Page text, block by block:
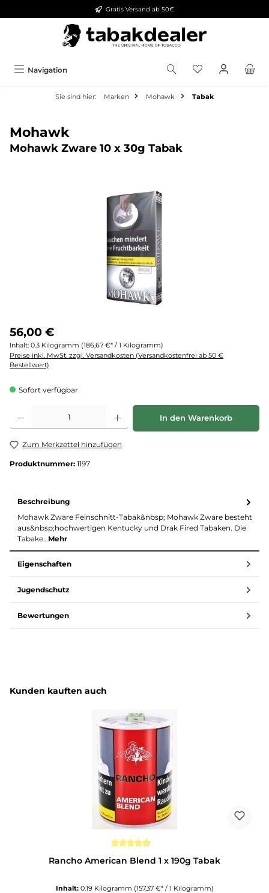
Gratis Versand ab 50€
Navigation
Sie sind hier: Marken Mohawk Tabak
Mohawk
Mohawk Zware 10 x 30g Tabak
56,00 €
Inhalt: 0.3 Kilogramm (186,67 €* / 1 Kilogramm)
Preise inkl. MwSt. zzgl. Versandkosten (Versandkostenfrei ab 50 €
Bestellwert)
Sofort verfügbar
Produkt Anzahl: Gib den gewünschten Wert ein oder benutze die Schaltflächen
In den Warenkorb
Zum Merkzettel hinzufügen
Produktnummer: 1197
Beschreibung
Mohawk Zware Feinschnitt-Tabak&nbsp; Mohawk Zware besteht
aus&nbsp;hochwertigen Kentucky und Drak Fired Tabaken. Die
Tabake…Mehr
Eigenschaften
Jugendschutz
Bewertungen
Produktgalerie überspringen
Kunden kauften auch
Rancho American Blend 1 x 190g Tabak
Inhalt: 0.19 Kilogramm (157,37 €* / 1 Kilogramm)